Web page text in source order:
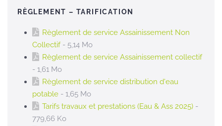
RÈGLEMENT – TARIFICATION
Règlement de service Assainissement Non
Collectif- 5,14 Mo
Règlement de service Assainissement collectif
- 1,61 Mo
Règlement de service distribution d'eau
potable - 1,65 Mo
Tarifs travaux et prestations (Eau & Ass 2025) -
779,66 Ko